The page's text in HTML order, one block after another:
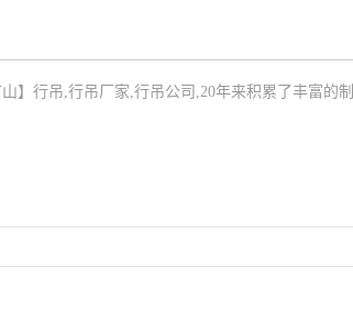
】行吊,行吊厂家,行吊公司,20年来积累了丰富的